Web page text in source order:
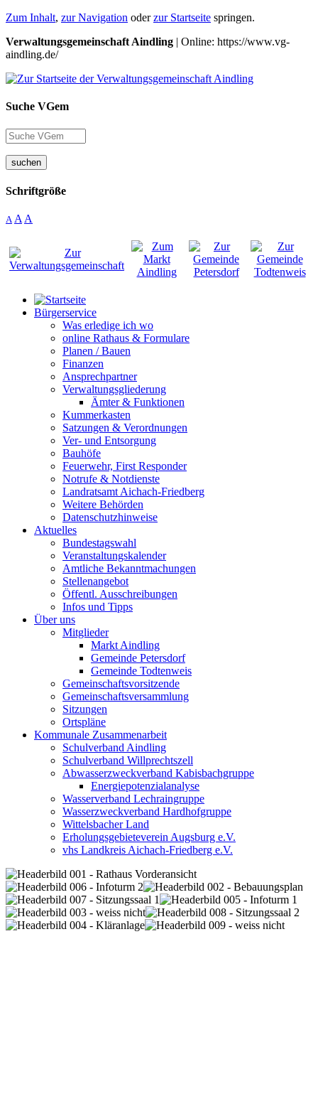
Zum Inhalt, zur Navigation oderzur Startseite springen.
Verwaltungsgemeinschaft Aindling | Online: https://www.vg-
aindling.de/
Suche VGem
suchen
Schriftgröße
A A A
Bürgerservice
Was erledige ich wo
online Rathaus & Formulare
Planen / Bauen
Finanzen
Ansprechpartner
Verwaltungsgliederung
Ämter & Funktionen
Kummerkasten
Satzungen & Verordnungen
Ver- und Entsorgung
Bauhöfe
Feuerwehr, First Responder
Notrufe & Notdienste
Landratsamt Aichach-Friedberg
Weitere Behörden
Datenschutzhinweise
Aktuelles
Bundestagswahl
Veranstaltungskalender
Amtliche Bekanntmachungen
Stellenangebot
Öffentl. Ausschreibungen
Infos und Tipps
Über uns
Mitglieder
Markt Aindling
Gemeinde Petersdorf
Gemeinde Todtenweis
Gemeinschaftsvorsitzende
Gemeinschaftsversammlung
Sitzungen
Ortspläne
Kommunale Zusammenarbeit
Schulverband Aindling
Schulverband Willprechtszell
Abwasserzweckverband Kabisbachgruppe
Energiepotenzialanalyse
Wasserverband Lechraingruppe
Wasserzweckverband Hardhofgruppe
Wittelsbacher Land
Erholungsgebieteverein Augsburg e.V.
vhs Landkreis Aichach-Friedberg e.V.